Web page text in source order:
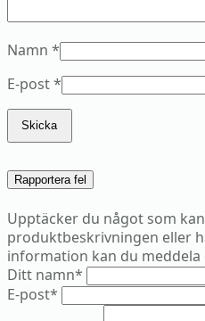
Namn *
E-post*
Rapportera fel
Upptäcker du något som
produktbeskrivningen eller
information kan du meddela
Ditt namn*
E-post*